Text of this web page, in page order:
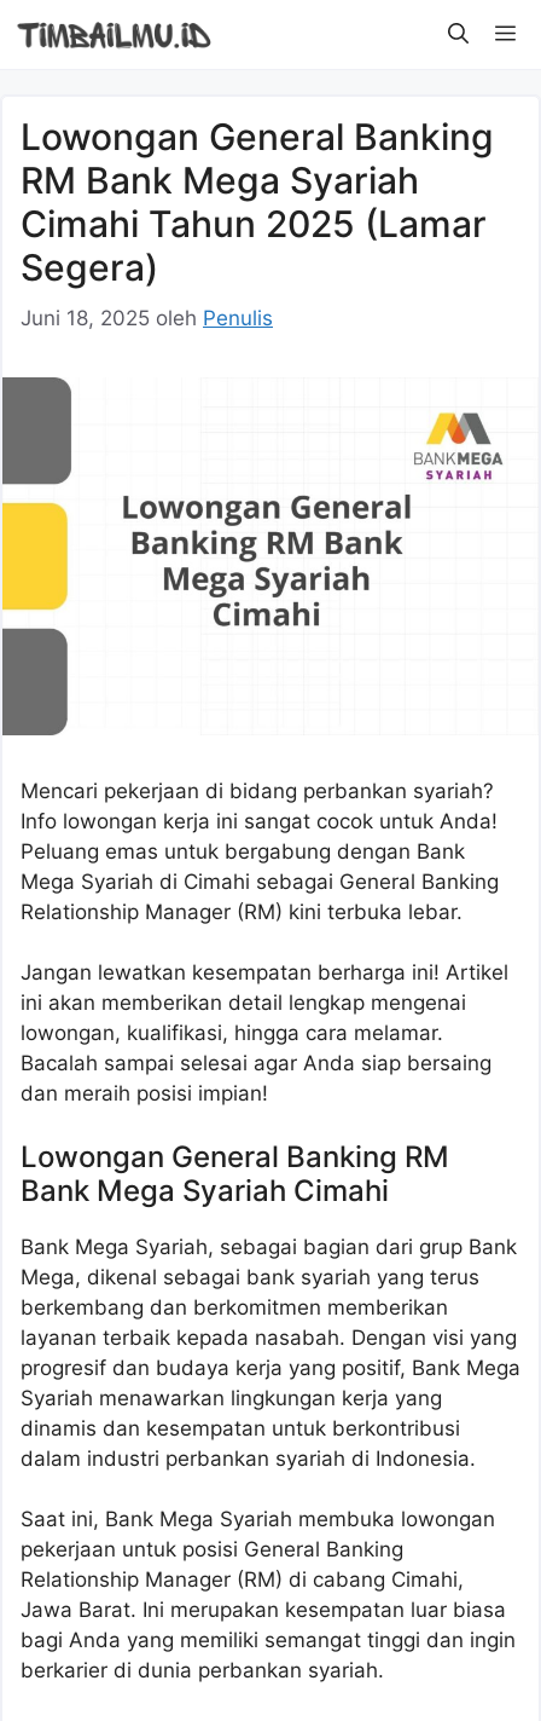
Lowongan General Banking
RM Bank Mega Syariah
Cimahi Tahun 2025 (Lamar
Segera)
Juni 18, 2025 oleh Penulis
Mencari pekerjaan di bidang perbankan syariah?
Info lowongan kerja ini sangat cocok untuk Anda!
Peluang emas untuk bergabung dengan Bank
Mega Syariah di Cimahi sebagai General Banking
Relationship Manager (RM) kini terbuka lebar.
Jangan lewatkan kesempatan berharga ini! Artikel
ini akan memberikan detail lengkap mengenai
lowongan, kualifikasi, hingga cara melamar.
Bacalah sampai selesai agar Anda siap bersaing
dan meraih posisi impian!
Lowongan General Banking RM
Bank Mega Syariah Cimahi
Bank Mega Syariah, sebagai bagian dari grup Bank
Mega, dikenal sebagai bank syariah yang terus
berkembang dan berkomitmen memberikan
layanan terbaik kepada nasabah. Dengan visi yang
progresif dan budaya kerja yang positif, Bank Mega
Syariah menawarkan lingkungan kerja yang
dinamis dan kesempatan untuk berkontribusi
dalam industri perbankan syariah di Indonesia.
Saat ini, Bank Mega Syariah membuka lowongan
pekerjaan untuk posisi General Banking
Relationship Manager (RM) di cabang Cimahi,
Jawa Barat. Ini merupakan kesempatan luar biasa
bagi Anda yang memiliki semangat tinggi dan ingin
berkarier di dunia perbankan syariah.